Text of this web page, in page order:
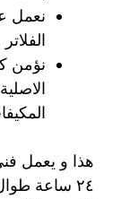
نعمل
نؤمن
هذا و يعمل
٢٤ ساعة